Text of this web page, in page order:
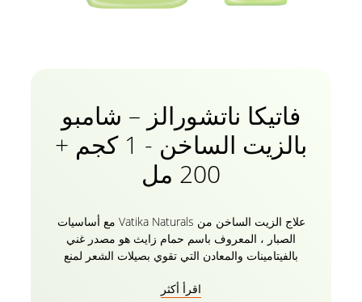
فاتيكا ناتشورالز – شامبو
بالزيت الساخن - 1 كجم +
200 مل
علاج الزيت الساخن من Vatika Naturals مع أساسيات
الصبار ، المعروف باسم حمام زايث هو مصدر غني
بالفيتامينات والمعادن التي تقوي بصيلات الشعر لمنع
الصبار العضوي والثوم وجوز الهند للرجال والنساء نمو
اقرأ أكثر